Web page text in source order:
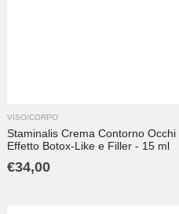
VISO/CORPO
Staminalis Crema Contorno Occhi
Effetto Botox-Like e Filler - 15 ml
€34,00